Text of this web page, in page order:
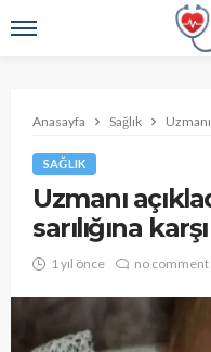
Anasayfa Sağlık
SAĞLIK
Uzmanı
sarılığına
1 yıl önce no comment